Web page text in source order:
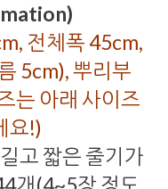
전체폭 45cm,
5cm), 뿌리부
는 아래 사이즈
요!)
고 짧은 줄기가